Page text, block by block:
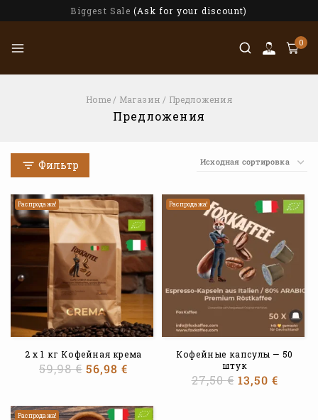
Biggest Sale (Ask for your discount)
0
Home / Магазин / Предложения
Предложения
Фильтр
Распродажа!
2 x 1 кг Кофейная крема
59,98€ 56,98 €
Распродажа!
Кофейные капсулы — 50
штук
27,50€ 13,50 €
Распродажа!